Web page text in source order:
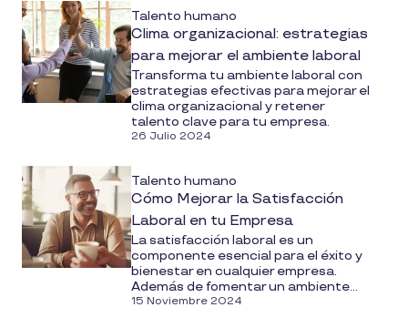
Talento humano
Clima organizacional: estrategias
para mejorar el ambiente laboral
Transforma tu ambiente laboral con
estrategias efectivas para mejorar el
clima organizacional y retener
talento clave para tu empresa.
26 Julio 2024
Talento humano
Cómo Mejorar la Satisfacción
Laboral en tu Empresa
La satisfacción laboral es un
componente esencial para el éxito y
bienestar en cualquier empresa.
Además de fomentar un ambiente...
15 Noviembre 2024